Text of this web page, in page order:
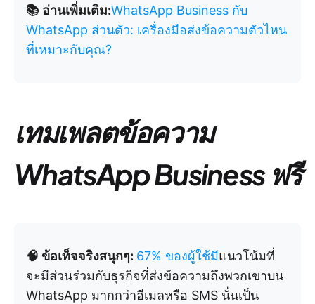
📚 อ่านเพิ่มเติม:WhatsApp Business กับ
WhatsApp ส่วนตัว: เครื่องมือส่งข้อความตัวไหน
ที่เหมาะกับคุณ?
เทมเพลตข้อความ
WhatsApp Business ฟรี
🧠 ข้อเท็จจริงสนุกๆ: 67% ของผู้ใช้มีแนวโน้มที่
จะมีส่วนร่วมกับธุรกิจที่ส่งข้อความถึงพวกเขาบน
WhatsApp มากกว่าอีเมลหรือ SMS นั่นเป็น